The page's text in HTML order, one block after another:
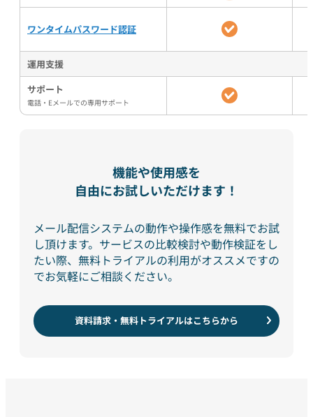
ワンタイムパスワード認証
運用支援
サポート
電話・Eメールでの専用サポート
機能や使用感を
自由にお試しいただけます！
メール配信システムの動作や操作感を無料でお試
し頂けます。 サービスの比較検討や動作検証をし
たい際、無料トライアルの利用がオススメですの
でお気軽にご相談ください。
資料請求・無料トライアルはこちらから